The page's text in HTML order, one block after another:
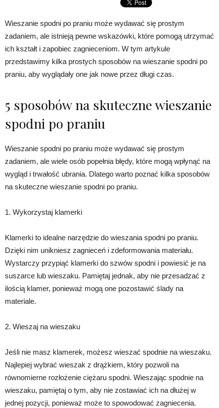
Wieszanie spodni po praniu może wydawać się prostym
zadaniem, ale istnieją pewne wskazówki, które pomogą utrzymać
ich kształt i zapobiec zagnieceniom. W tym artykule
przedstawimy kilka prostych sposobów na wieszanie spodni po
praniu, aby wyglądały one jak nowe przez długi czas.
5 sposobów na skuteczne wieszanie
spodni po praniu
Wieszanie spodni po praniu może wydawać się prostym
zadaniem, ale wiele osób popełnia błędy, które mogą wpłynąć na
wygląd i trwałość ubrania. Dlatego warto poznać kilka sposobów
na skuteczne wieszanie spodni po praniu.
1. Wykorzystaj klamerki
Klamerki to idealne narzędzie do wieszania spodni po praniu.
Dzięki nim unikniesz zagnieceń i zdeformowania materiału.
Wystarczy przypiąć klamerki do szwów spodni i powiesić je na
suszarce lub wieszaku. Pamiętaj jednak, aby nie przesadzać z
ilością klamer, ponieważ mogą one pozostawić ślady na
materiale.
2. Wieszaj na wieszaku
Jeśli nie masz klamerek, możesz wieszać spodnie na wieszaku.
Najlepiej wybrać wieszak z drążkiem, który pozwoli na
równomierne rozłożenie ciężaru spodni. Wieszając spodnie na
wieszaku, pamiętaj o tym, aby nie zostawiać ich na dłużej w
jednej pozycji, ponieważ może to spowodować zagniecenia.